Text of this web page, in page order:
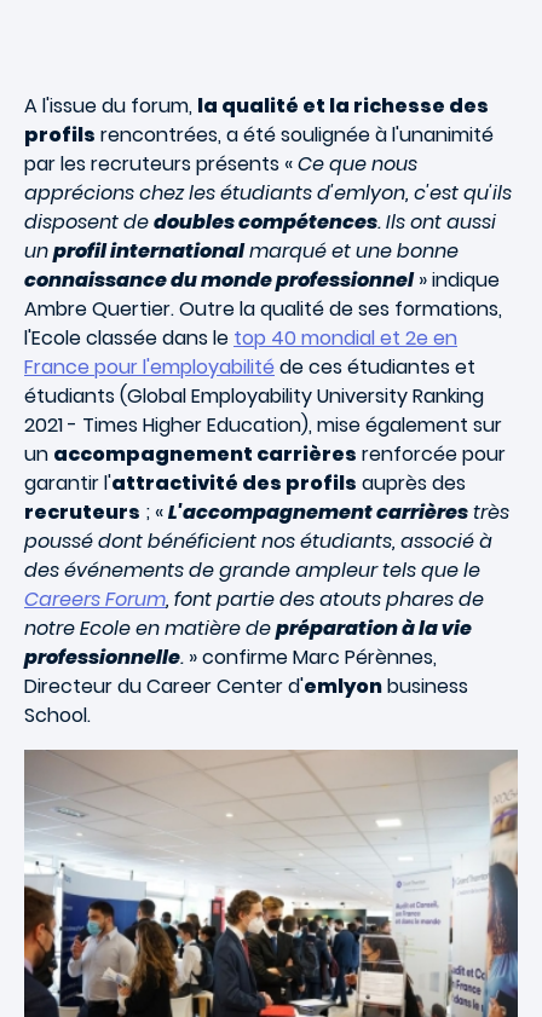
A l'issue du forum, la qualité et la richesse des
profils rencontrées, a été soulignée à l'unanimité
par les recruteurs présents «Ce que nous
apprécions chez les étudiants d'emlyon, c'est qu'ils
disposent dedoubles compétences. Ils ont aussi
unprofil internationalmarqué et une bonne
connaissance du monde professionnel » indique
Ambre Quertier. Outre la qualité de ses formations,
l'Ecole classée dans le top 40 mondial et 2e en
France pour l'employabilitéde ces étudiantes et
étudiants (Global Employability University Ranking
2021 - Times Higher Education), mise également sur
un accompagnement carrières renforcée pour
garantir l'attractivité des profils auprès des
recruteurs ; «L'accompagnement carrièrestrès
poussé dont bénéficient nos étudiants, associé à
des événements de grande ampleur tels que le
Careers Forum, font partie des atouts phares de
notre Ecole en matière depréparation à la vie
professionnelle. » confirme Marc Pérènnes,
Directeur du Career Center d'emlyonbusiness
School.